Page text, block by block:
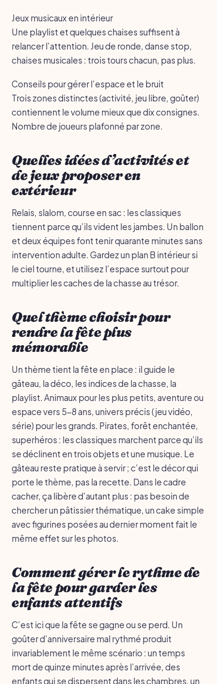
Jeux musicaux en intérieur
Une playlist et quelques chaises suffisent à
relancer l’attention. Jeu de ronde, danse stop,
chaises musicales : trois tours chacun, pas plus.
Conseils pour gérer l’espace et le bruit
Trois zones distinctes (activité, jeu libre, goûter)
contiennent le volume mieux que dix consignes.
Nombre de joueurs plafonné par zone.
Quelles idées d’activités et
de jeux proposer en
extérieur
Relais, slalom, course en sac : les classiques
tiennent parce qu’ils vident les jambes. Un ballon
et deux équipes font tenir quarante minutes sans
intervention adulte. Gardez un plan B intérieur si
le ciel tourne, et utilisez l’espace surtout pour
multiplier les caches de la chasse au trésor.
Quel thème choisir pour
rendre la fête plus
mémorable
Un thème tient la fête en place : il guide le
gâteau, la déco, les indices de la chasse, la
playlist. Animaux pour les plus petits, aventure ou
espace vers 5-8 ans, univers précis (jeu vidéo,
série) pour les grands. Pirates, forêt enchantée,
superhéros : les classiques marchent parce qu’ils
se déclinent en trois objets et une musique. Le
gâteau reste pratique à servir ; c’est le décor qui
porte le thème, pas la recette. Dans le cadre
cacher, ça libère d’autant plus : pas besoin de
chercher un pâtissier thématique, un cake simple
avec figurines posées au dernier moment fait le
même effet sur les photos.
Comment gérer le rythme de
la fête pour garder les
enfants attentifs
C’est ici que la fête se gagne ou se perd. Un
goûter d’anniversaire mal rythmé produit
invariablement le même scénario : un temps
mort de quinze minutes après l’arrivée, des
enfants qui se dispersent dans les chambres, un